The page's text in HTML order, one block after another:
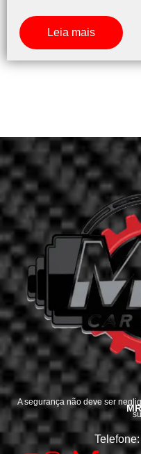
Leia mais
A segurança não deve ser